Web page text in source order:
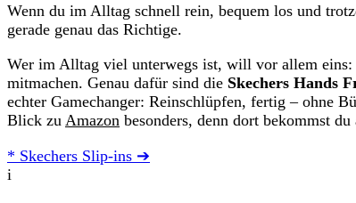
Wenn du im Alltag schnell rein, bequem los und
gerade genau das Richtige.
Wer im Alltag viel unterwegs ist, will vor allem eins:
mitmachen. Genau dafür sind die Skechers Hands
echter Gamechanger: Reinschlüpfen, fertig – ohne
Blick zu Amazon besonders, denn dort bekommst
* Skechers Slip-ins ➔
i